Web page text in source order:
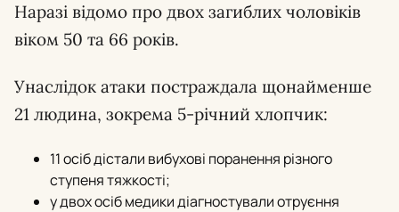
Наразі відомо про двох загиблих чоловіків
віком 50 та 66 років.
Унаслідок атаки постраждала щонайменше
21 людина, зокрема 5-річний хлопчик:
11 осіб дістали вибухові поранення різного
ступеня тяжкості;
у двох осіб медики діагностували отруєння